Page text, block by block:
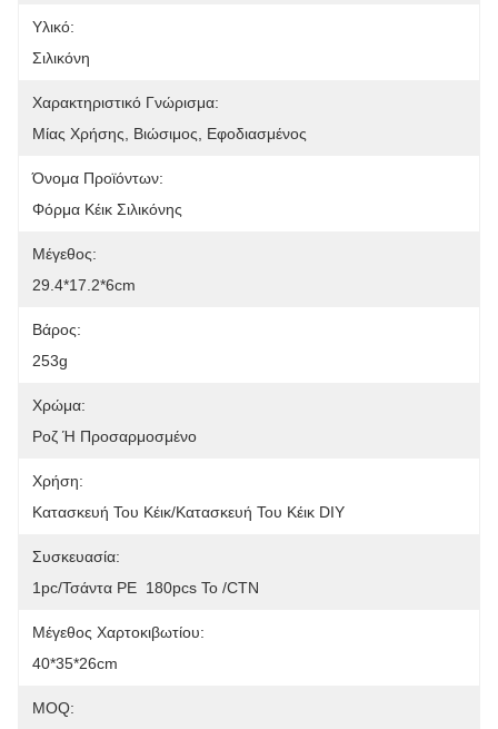
Υλικό:
Σιλικόνη
Χαρακτηριστικό Γνώρισμα:
Μίας Χρήσης, Βιώσιμος, Εφοδιασμένος
Όνομα Προϊόντων:
Φόρμα Κέικ Σιλικόνης
Μέγεθος:
29.4*17.2*6cm
Βάρος:
253g
Χρώμα:
Ροζ Ή Προσαρμοσμένο
Χρήση:
Κατασκευή Του Κέικ/κατασκευή Του Κέικ DIY
Συσκευασία:
1pc/τσάντα PE  180pcs Το /CTN
Μέγεθος Χαρτοκιβωτίου:
40*35*26cm
MOQ: